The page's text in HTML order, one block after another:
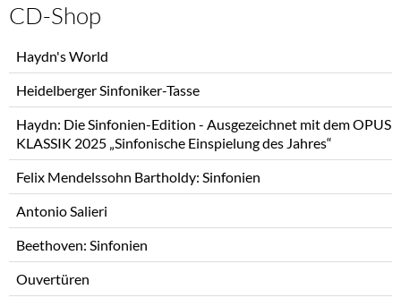
CD-Shop
überspringen
Haydn's World
Heidelberger Sinfoniker-Tasse
Haydn: Die Sinfonien-Edition - Ausgezeichnet mit dem OPUS
KLASSIK 2025 „Sinfonische Einspielung des Jahres“
Felix Mendelssohn Bartholdy: Sinfonien
Antonio Salieri
Beethoven: Sinfonien
Ouvertüren